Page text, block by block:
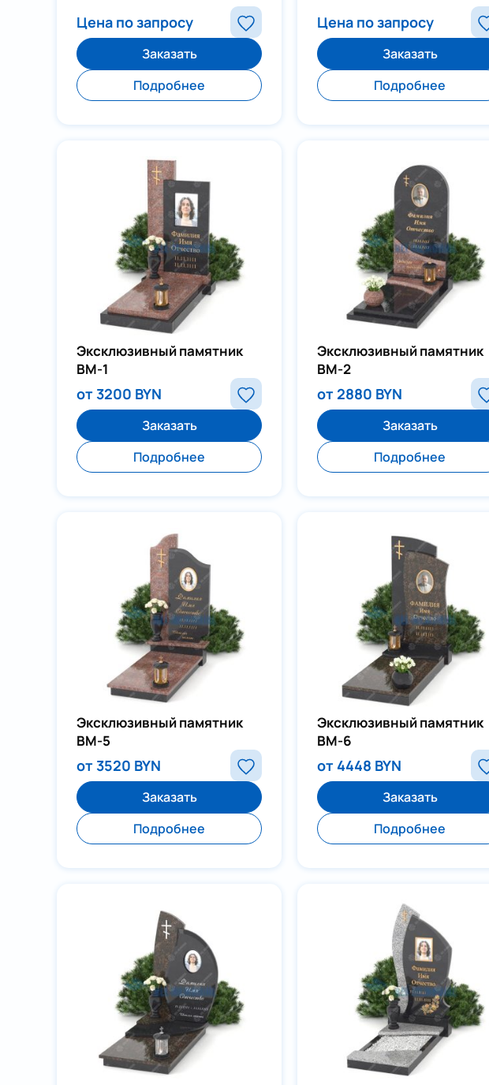
Цена по запросу
Заказать
Подробнее
Цена по запросу
Заказать
Подробнее
Эксклюзивный памятник
ВМ-1
от 3200 BYN
Заказать
Подробнее
Эксклюзивный памятник
ВМ-2
от 2880 BYN
Заказать
Подробнее
Эксклюзивный памятник
ВМ-5
от 3520 BYN
Заказать
Подробнее
Эксклюзивный памятник
ВМ-6
от 4448 BYN
Заказать
Подробнее